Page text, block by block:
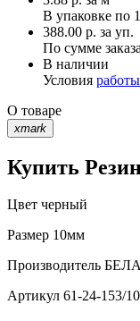
В упаковке по
388.00 р. за уп.
По сумме
В наличии
Условия
О товаре
xmark
Купить
Цвет черный
Размер 10мм
Производитель
Артикул 61-24-153/10